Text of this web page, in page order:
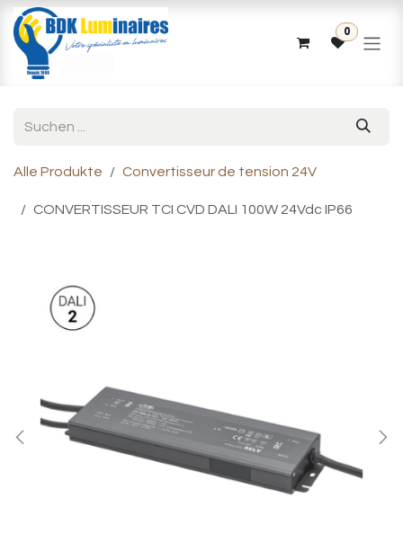
Zum Inhalt springen
0
Alle Produkte Convertisseur de tension 24V
CONVERTISSEUR TCI CVD DALI 100W 24Vdc IP66